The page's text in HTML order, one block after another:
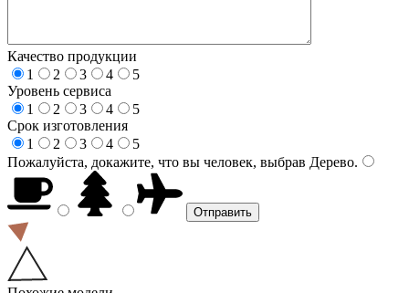
Качество продукции
1
2 3 4
5
Уровень сервиса
1
2 3 4
5
Срок изготовления
1
2 3 4
5
Пожалуйста, докажите, что вы человек, выбрав Дерево.